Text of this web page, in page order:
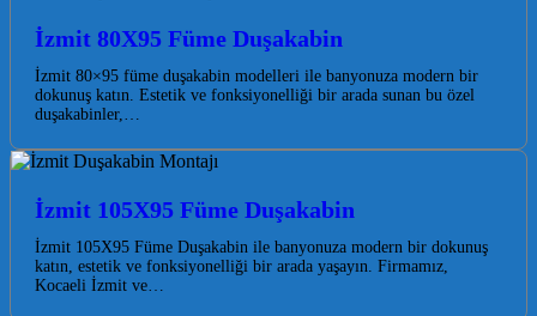
İzmit 80X95 Füme Duşakabin
İzmit 80×95 füme duşakabin modelleri ile banyonuza modern bir
dokunuş katın. Estetik ve fonksiyonelliği bir arada sunan bu özel
duşakabinler,…
İzmit 105X95 Füme Duşakabin
İzmit 105X95 Füme Duşakabin ile banyonuza modern bir dokunuş
katın, estetik ve fonksiyonelliği bir arada yaşayın. Firmamız,
Kocaeli İzmit ve…